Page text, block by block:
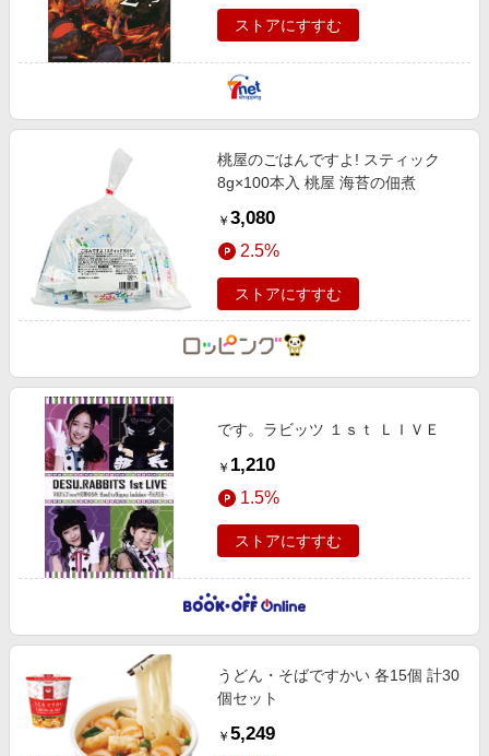
ストアにすすむ
桃屋のごはんですよ! スティック
8g×100本入 桃屋 海苔の佃煮
￥ 3,080
2.5%
ストアにすすむ
です。ラビッツ １ｓｔ ＬＩＶＥ
￥ 1,210
1.5%
ストアにすすむ
うどん・そばですかい 各15個 計30
個セット
￥ 5,249